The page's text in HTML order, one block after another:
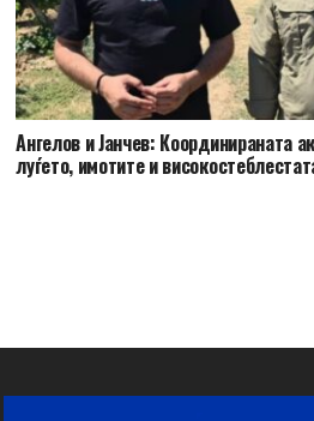
Ангелов и Јанчев: Координираната
луѓето, имотите и